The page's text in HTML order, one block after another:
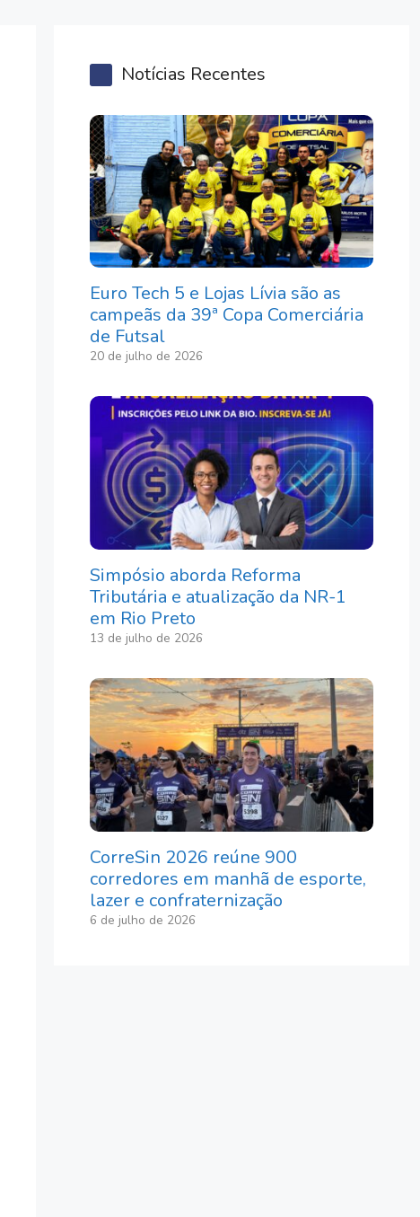
Notícias Recentes
Euro Tech 5 e Lojas Lívia são as
campeãs da 39ª Copa Comerciária
de Futsal
20 de julho de 2026
Simpósio aborda Reforma
Tributária e atualização da NR-1
em Rio Preto
13 de julho de 2026
CorreSin 2026 reúne 900
corredores em manhã de esporte,
lazer e confraternização
6 de julho de 2026